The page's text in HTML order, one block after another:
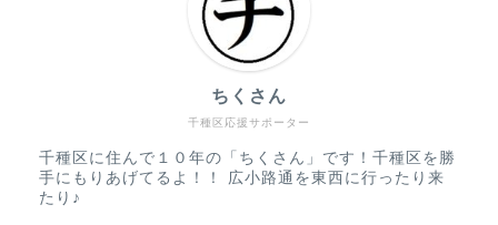
千種区応援サポーター
ちくさん
千種区に住んで１０年の「ちくさん」です！千種区を勝
手にもりあげてるよ！！ 広小路通を東西に行ったり来
たり♪